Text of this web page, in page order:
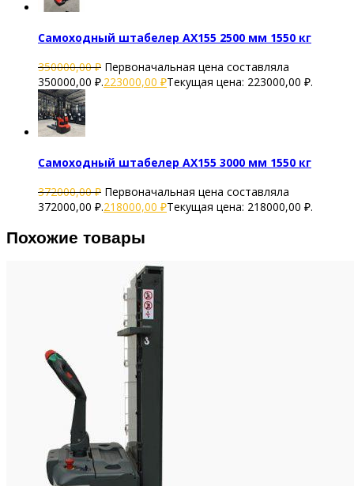
Самоходный штабелер AX155 2500 мм 1550 кг
350000,00₽ Первоначальная цена составляла
350000,00 ₽.223000,00 ₽Текущая цена: 223000,00 ₽.
Самоходный штабелер AX155 3000 мм 1550 кг
372000,00₽ Первоначальная цена составляла
372000,00 ₽.218000,00 ₽Текущая цена: 218000,00 ₽.
Похожие товары